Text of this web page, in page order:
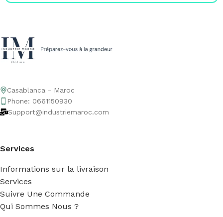
Casablanca - Maroc
Phone: 0661150930
Support@industriemaroc.com
Services
Informations sur la livraison
Services
Suivre Une Commande
Qui Sommes Nous ?